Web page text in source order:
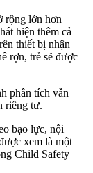
rộng lớn hơn
hiện thêm cả
thiết bị nhận
rợn, trẻ sẽ được
phân tích vẫn
riêng tư.
bạo lực, nội
xem là một
Child Safety